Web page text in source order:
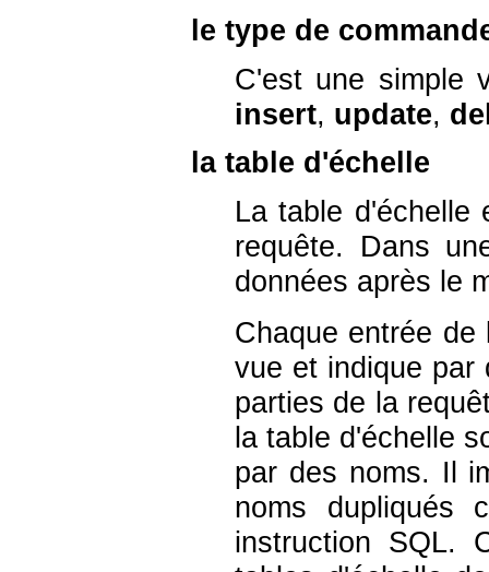
le type de
C'est une simple
insert, update,
la table d'échelle
La table d'échelle
requête. Dans
données après le
Chaque entrée
vue et indique par
parties de la
la table d'échelle
par des noms. Il
noms dupliqués
instruction SQL.